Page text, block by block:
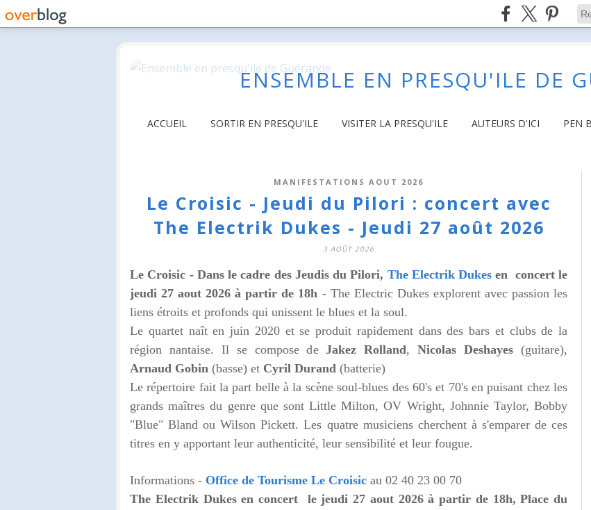
ENSEMBLE EN PRESQU'ILE DE
ACCUEIL SORTIR EN PRESQU'ILE VISITER LA PRESQU'ILE AUTEURS D'ICI PEN
MANIFESTATIONS AOUT 2026
Le Croisic - Jeudi du Pilori : concert avec
The Electrik Dukes - Jeudi 27 août 2026
3 AOÛT 2026
Le Croisic - Dans le cadre des Jeudis du Pilori, The Electrik Dukes en concert le
jeudi 27 aout 2026 à partir de 18h - The Electric Dukes explorent avec passion les
liens étroits et profonds qui unissent le blues et la soul.
Le quartet naît en juin 2020 et se produit rapidement dans des bars et clubs de la
région nantaise. Il se compose deJakez Rolland,Nicolas Deshayes (guitare),
Arnaud Gobin (basse) et Cyril Durand (batterie)
Le répertoire fait la part belle à la scène soul-blues des 60's et 70's en puisant chez les
grands maîtres du genre que sont Little Milton, OV Wright, Johnnie Taylor, Bobby
"Blue" Bland ou Wilson Pickett. Les quatre musiciens cherchent à s'emparer de ces
titres en y apportant leur authenticité, leur sensibilité et leur fougue.
Informations - Office de Tourisme Le Croisic au 02 40 23 00 70
The Electrik Dukesen concert le jeudi 27 aout 2026 à partir de 18h,Place du